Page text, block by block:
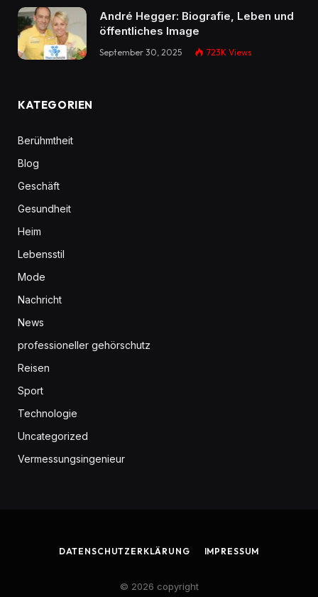
André Hegger: Biografie, Leben und
öffentliches Image
September 30, 2025 723K Views
KATEGORIEN
Berühmtheit
Blog
Geschäft
Gesundheit
Heim
Lebensstil
Mode
Nachricht
News
professioneller gehörschutz
Reisen
Sport
Technologie
Uncategorized
Vermessungsingenieur
DATENSCHUTZERKLÄRUNG IMPRESSUM
© 2026 copyright